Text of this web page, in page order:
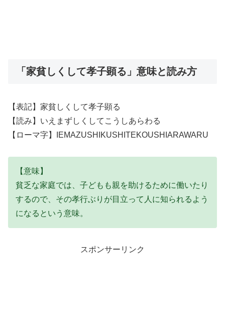
「家貧しくして孝子顕る」意味と読み方
【表記】家貧しくして孝子顕る
【読み】いえまずしくしてこうしあらわる
【ローマ字】IEMAZUSHIKUSHITEKOUSHIARAWARU
【意味】
貧乏な家庭では、子どもも親を助けるために働いたり
するので、その孝行ぶりが目立って人に知られるよう
になるという意味。
スポンサーリンク